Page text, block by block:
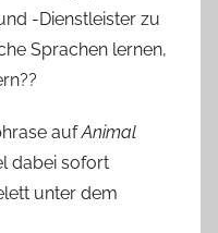
-Dienstleister zu
Sprachen lernen,
aufAnimal
dabei sofort
unter dem